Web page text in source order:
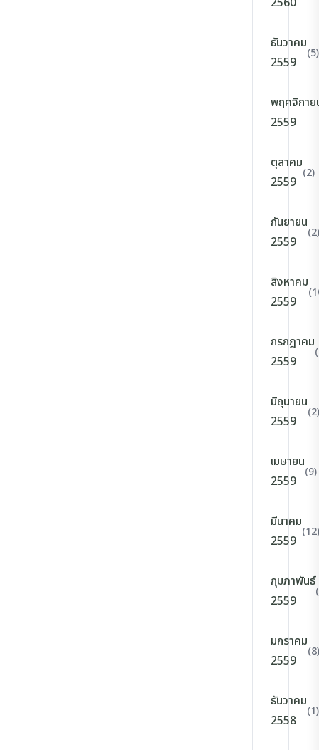
ธันวาคม
2559
(5)
พฤศจิกาย
2559
ตุลาคม
2559
(2)
กันยายน
2559
(2)
สิงหาคม
2559
กรกฎาคม
2559
มิถุนายน
2559
(2)
เมษายน
2559
(9)
มีนาคม
2559
(12)
กุมภาพันธ์
2559
มกราคม
2559
(8)
ธันวาคม
2558
(1)